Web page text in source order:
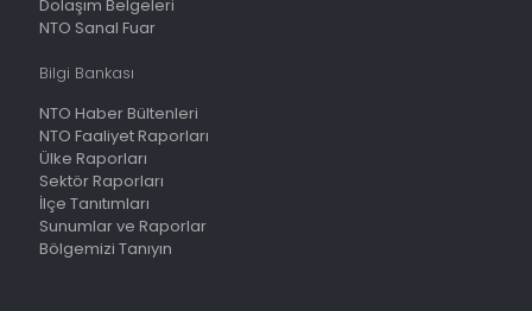
Dolaşım Belgeleri
NTO Sanal Fuar
Bilgi Bankası
NTO Haber Bültenleri
NTO Faaliyet Raporları
Ülke Raporları
Sektör Raporları
İlçe Tanıtımları
Sunumlar ve Raporlar
Bölgemizi Tanıyın